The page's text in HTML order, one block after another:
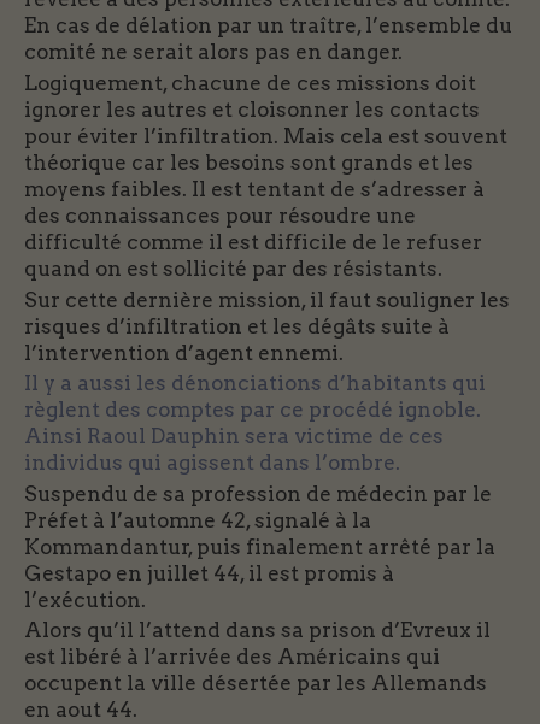
En cas de délation par un traître, l’ensemble du
comité ne serait alors pas en danger.
Logiquement, chacune de ces missions doit
ignorer les autres et cloisonner les contacts
pour éviter l’infiltration. Mais cela est souvent
théorique car les besoins sont grands et les
moyens faibles. Il est tentant de s’adresser à
des connaissances pour résoudre une
difficulté comme il est difficile de le refuser
quand on est sollicité par des résistants.
Sur cette dernière mission, il faut souligner les
risques d’infiltration et les dégâts suite à
l’intervention d’agent ennemi.
Il y a aussi les dénonciations d’habitants qui
règlent des comptes par ce procédé ignoble.
Ainsi Raoul Dauphin sera victime de ces
individus qui agissent dans l’ombre.
Suspendu de sa profession de médecin par le
Préfet à l’automne 42, signalé à la
Kommandantur, puis finalement arrêté par la
Gestapo en juillet 44, il est promis à
l’exécution.
Alors qu’il l’attend dans sa prison d’Evreux il
est libéré à l’arrivée des Américains qui
occupent la ville désertée par les Allemands
en aout 44.